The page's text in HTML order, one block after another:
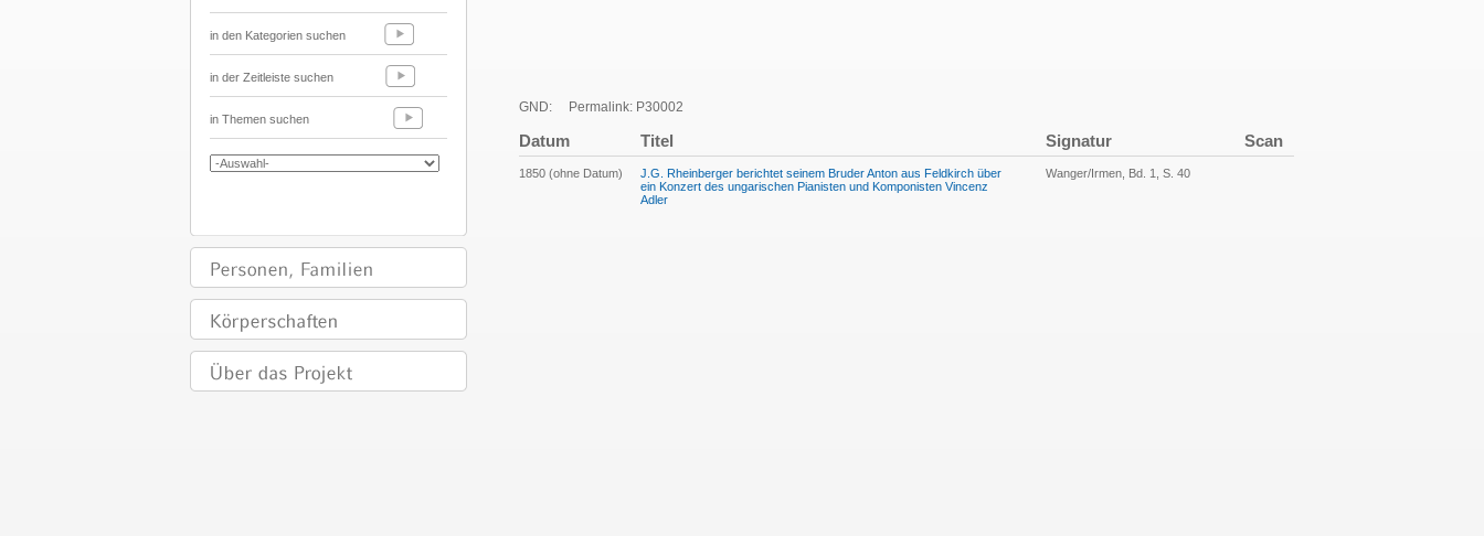
in den Kategorien suchen
in der Zeitleiste suchen
in Themen suchen
GND: Permalink: P30002
Datum Titel Signatur Scan
1850 (ohne Datum)
J.G. Rheinberger berichtet seinem Bruder Anton aus Feldkirch über
ein Konzert des ungarischen Pianisten und Komponisten Vincenz
Adler
Wanger/Irmen, Bd. 1, S. 40